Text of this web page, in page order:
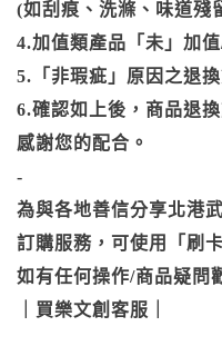
(如刮痕、洗滌、味道殘
4.加值類產品「未」加
5.「非瑕疵」原因之退
6.確認如上後，商品退
感謝您的配合。
-
為與各地善信分享北港
訂購服務，可使用「刷
如有任何操作/商品疑問
買樂文創客服